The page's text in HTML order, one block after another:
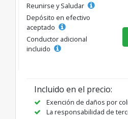
Reunirse y Saludar
Depósito en efectivo
aceptado
Conductor adicional
incluido
Incluido en el precio:
Exención de daños por
La responsabilidad de